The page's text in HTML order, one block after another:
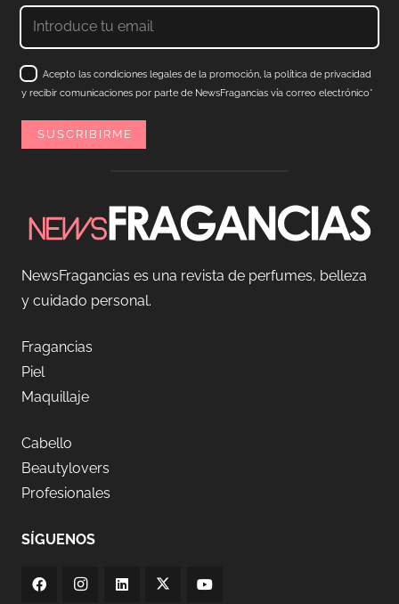
Acepto las condiciones legales de la promoción, la política de privacidad
y recibir comunicaciones por parte de NewsFragancias vía correo electrónico*
NewsFragancias es una revista de perfumes, belleza
y cuidado personal.
Fragancias
Piel
Maquillaje
Cabello
Beautylovers
Profesionales
SÍGUENOS